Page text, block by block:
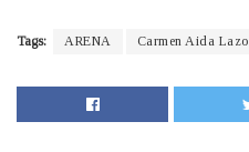
Tags: ARENA Carmen Aida Lazo